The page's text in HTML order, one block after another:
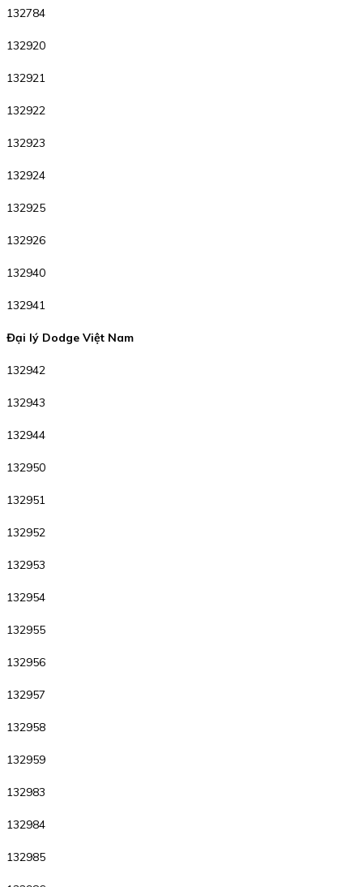
132784
132920
132921
132922
132923
132924
132925
132926
132940
132941
Đại lý Dodge Việt Nam
132942
132943
132944
132950
132951
132952
132953
132954
132955
132956
132957
132958
132959
132983
132984
132985